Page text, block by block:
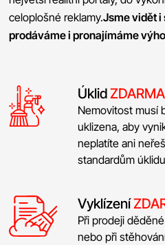
celoplošné reklamy.Jsme vidět
prodáváme i pronajímáme
ÚklidZDARMA
Nemovitost musí
uklizena, aby
neplatíte ani
standardům
Vyklízení
Při prodeji
nebo při